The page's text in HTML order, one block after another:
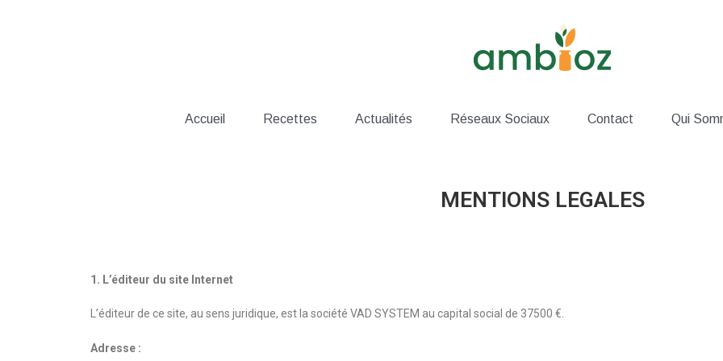
Accueil Recettes Actualités Réseaux Sociaux Contact Qui
MENTIONS LEGALES
1. L’éditeur du site Internet
L’éditeur de ce site, au sens juridique, est la société VAD SYSTEM au capital social de 37500 €.
Adresse :